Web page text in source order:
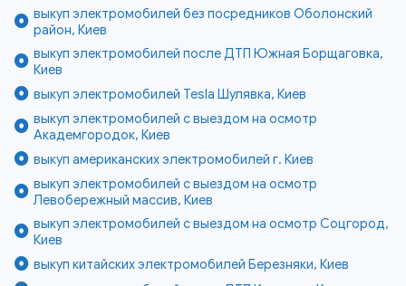
выкуп электромобилей без посредников Оболонский
район, Киев
выкуп электромобилей после ДТП Южная Борщаговка,
Киев
выкуп электромобилей Tesla Шулявка, Киев
выкуп электромобилей с выездом на осмотр
Академгородок, Киев
выкуп американских электромобилей г. Киев
выкуп электромобилей с выездом на осмотр
Левобережный массив, Киев
выкуп электромобилей с выездом на осмотр Соцгород,
Киев
выкуп китайских электромобилей Березняки, Киев